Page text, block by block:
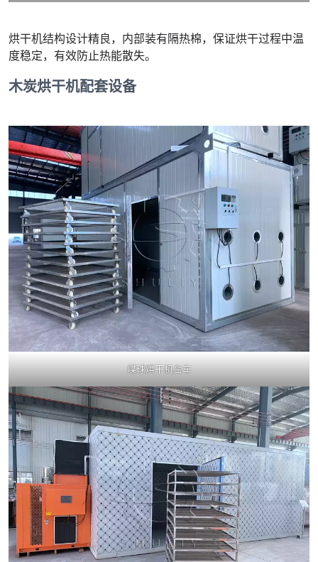
烘干机结构设计精良，内部装有隔热棉，保证烘干过程中温
度稳定，有效防止热能散失。
木炭烘干机配套设备
煤球烘干机台车